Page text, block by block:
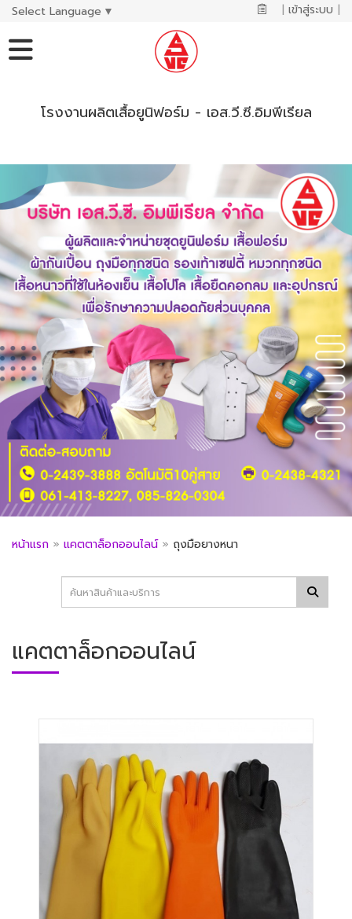
Select Language ▼ | เข้าสู่ระบบ |
โรงงานผลิตเสื้อยูนิฟอร์ม - เอส.วี.ซี.อิมพีเรียล
หน้าแรก » แคตตาล็อกออนไลน์ » ถุงมือยางหนา
แคตตาล็อกออนไลน์